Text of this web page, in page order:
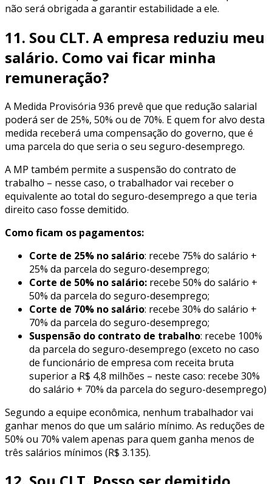
não será obrigada a garantir estabilidade a ele.
11. Sou CLT. A empresa reduziu meu
salário. Como vai ficar minha
remuneração?
A Medida Provisória 936 prevê que que redução salarial
poderá ser de 25%, 50% ou de 70%. E quem for alvo desta
medida receberá uma compensação do governo, que é
uma parcela do que seria o seu seguro-desemprego.
A MP também permite a suspensão do contrato de
trabalho – nesse caso, o trabalhador vai receber o
equivalente ao total do seguro-desemprego a que teria
direito caso fosse demitido.
Como ficam os pagamentos:
Corte de 25% no salário: recebe 75% do salário +
25% da parcela do seguro-desemprego;
Corte de 50% no salário: recebe 50% do salário +
50% da parcela do seguro-desemprego;
Corte de 70% no salário: recebe 30% do salário +
70% da parcela do seguro-desemprego;
Suspensão do contrato de trabalho: recebe 100%
da parcela do seguro-desemprego (exceto no caso
de funcionário de empresa com receita bruta
superior a R$ 4,8 milhões – neste caso: recebe 30%
do salário + 70% da parcela do seguro-desemprego)
Segundo a equipe econômica, nenhum trabalhador vai
ganhar menos do que um salário mínimo. As reduções de
50% ou 70% valem apenas para quem ganha menos de
três salários mínimos (R$ 3.135).